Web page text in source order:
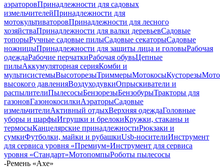
аэраторовПринадлежности для садовых
измельчителейПринадлежности для
мотокультиваторовПринадлежности для лесного
хозяйстваПринадлежности для валки деревьевСадовые
топорыРучные садовые пилыСадовые секаторыСадовые
ножницыПринадлежности для защиты лица и головыРабочая
одеждаРабочие перчаткиРабочая обувьЦепные
пилыАккумуляторная серияКомби и
мультисистемыВысоторезыТриммерыМотокосыКусторезы
высокого давленияВоздуходувкиОпрыскиватели и
распылителиПылесосыБензорезыБензобурыТракторы для
газоновГазонокосилкиАэраторыСадовые
измельчителиАктивный отдыхВерхняя одеждаГоловные
уборы и шарфыИгрушки и брелокиКружки, стаканы и
термосыКанцелярские принадлежностиРюкзаки и
сумкиФутболки, майки и рубашкиUsb-носителиИнструмент
для сервиса уровня «Премиум»Инструмент для сервиса
уровня «Стандарт»МотопомпыРоботы пылесосы
-Ремень «Axe»